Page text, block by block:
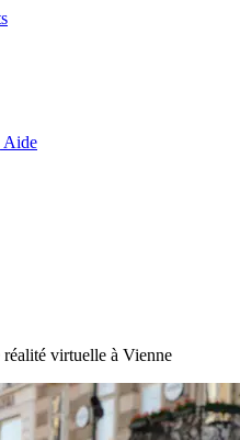
Aide
virtuelle à Vienne